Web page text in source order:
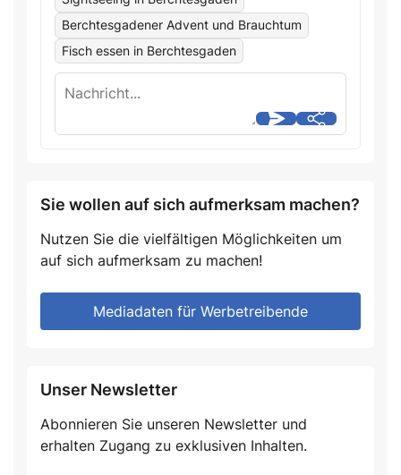
Berchtesgadener Advent und Brauchtum
Fisch essen in Berchtesgaden
Sie wollen auf sich aufmerksam machen?
Nutzen Sie die vielfältigen Möglichkeiten um
auf sich aufmerksam zu machen!
Mediadaten für Werbetreibende
Unser Newsletter
Abonnieren Sie unseren Newsletter und
erhalten Zugang zu exklusiven Inhalten.